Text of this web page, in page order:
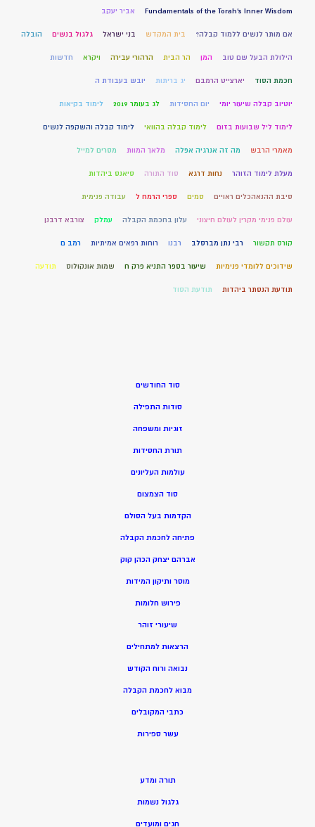
Fundamentals of the Torah’s Inner Wisdom אביר יעקב
אם מותר לנשים ללמוד קבלה? בית המקדש בני ישראל גלגול בנשים הובלה
הילולת הבעל שם טוב המן הר הבית הרהורי עבירה ויקרא חדשות
חכמת הסוד יארצייט הרמבם יג בריתות יובש בעבודת ה
יוטיוב קבלה שיעור יומי יום החסידות לג בעומר 2019 לימוד בקיאות
לימוד ליל שבועות בזום לימוד קבלה בהוואי לימוד קבלה והשקפה לנשים
מאמרי הרבש מה זה אנרגיה אפלה מלאך המוות מסרים למייל
מעלת לימוד הזוהר נחות דרגא סוד התורה סיאנס ביהדות
סיבת ההנאהכלים ראויים סמים ספרי הרמח ל עבודה פנימית
עולם פנימי מקרין לעולם חיצוני עלון בחכמת הקבלה עמלק צורבא דרבנן
קורס תקשור רבי נתן מברסלב רבנו רוחות רפאים אמיתיות רמב ם
שידוכים ללומדי פנימיות שיעור בספר התניא פרק ח שמות אונקולוס תודעה
תודעת הנסתר ביהדות תודעת הסוד
סוד החודשים
סודות התפילה
זוגיות ומשפחה
תורת החסידות
עולמות העליונים
סוד הצמצום
הקדמות בעל הסולם
פתיחה לחכמת הקבלה
אברהם יצחק הכהן קוק
מוסר ותיקון המידות
פירוש חלומות
שיעורי זוהר
הרצאות למתחילים
נבואה ורוח הקודש
מבוא לחכמת הקבלה
כתבי המקובלים
עשר ספירות
תורה ומדע
גלגול נשמות
חגים ומועדים